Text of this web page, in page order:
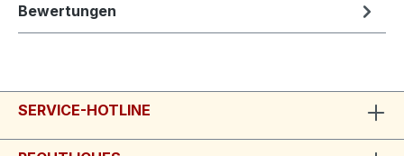
Bewertungen
SERVICE-HOTLINE